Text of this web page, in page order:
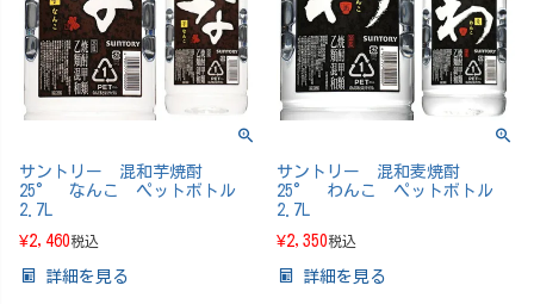
サントリー 混和芋焼酎
25° なんこ ペットボトル
2.7L
¥2,460税込
詳細を見る
サントリー 混和麦焼酎
25° わんこ ペットボトル
2.7L
¥2,350税込
詳細を見る